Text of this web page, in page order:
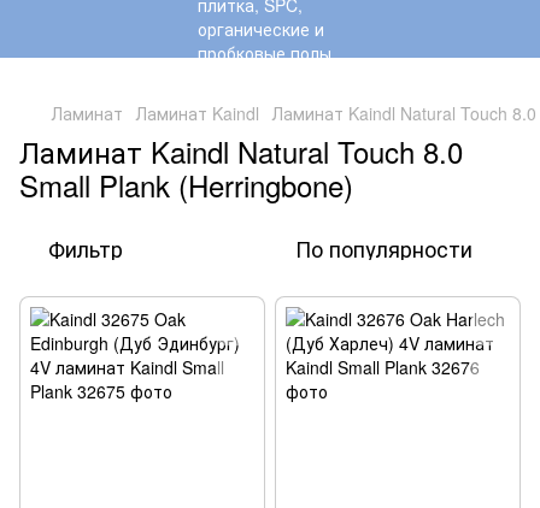
Ламинат Ламинат Kaindl Ламинат Kaindl Natural Touch
Ламинат Kaindl Natural Touch 8.0
Small Plank (Herringbone)
Фильтр По популярности